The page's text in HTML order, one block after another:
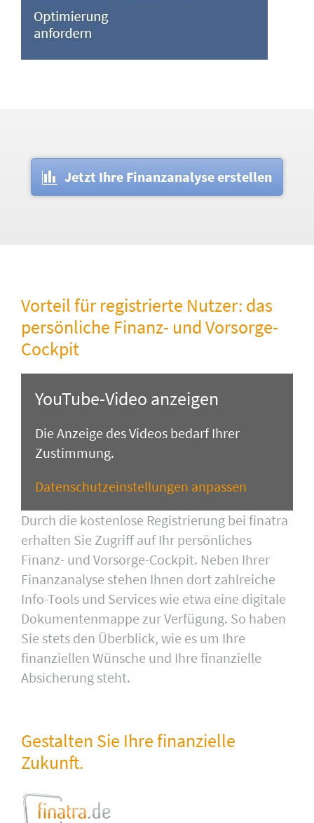
Jetzt Ihre Finanzanalyse erstellen
Vorteil für registrierte Nutzer: das
persönliche Finanz- und Vorsorge-
Cockpit
YouTube-Video anzeigen
Die Anzeige des Videos bedarf Ihrer
Zustimmung.
Datenschutzeinstellungen anpassen
Durch die kostenlose Registrierung bei finatra
erhal­ten Sie Zugriff auf Ihr persönliches
Finanz- und Vorsorge-Cockpit. Neben Ihrer
Finanzanalyse stehen Ihnen dort zahlreiche
Info-Tools und Services wie et­wa eine digitale
Dokumentenmappe zur Verfügung. So haben
Sie stets den Überblick, wie es um Ihre
finanziellen Wünsche und Ihre finanzielle
Absiche­rung steht.
Gestalten Sie Ihre finanzielle
Zukunft.